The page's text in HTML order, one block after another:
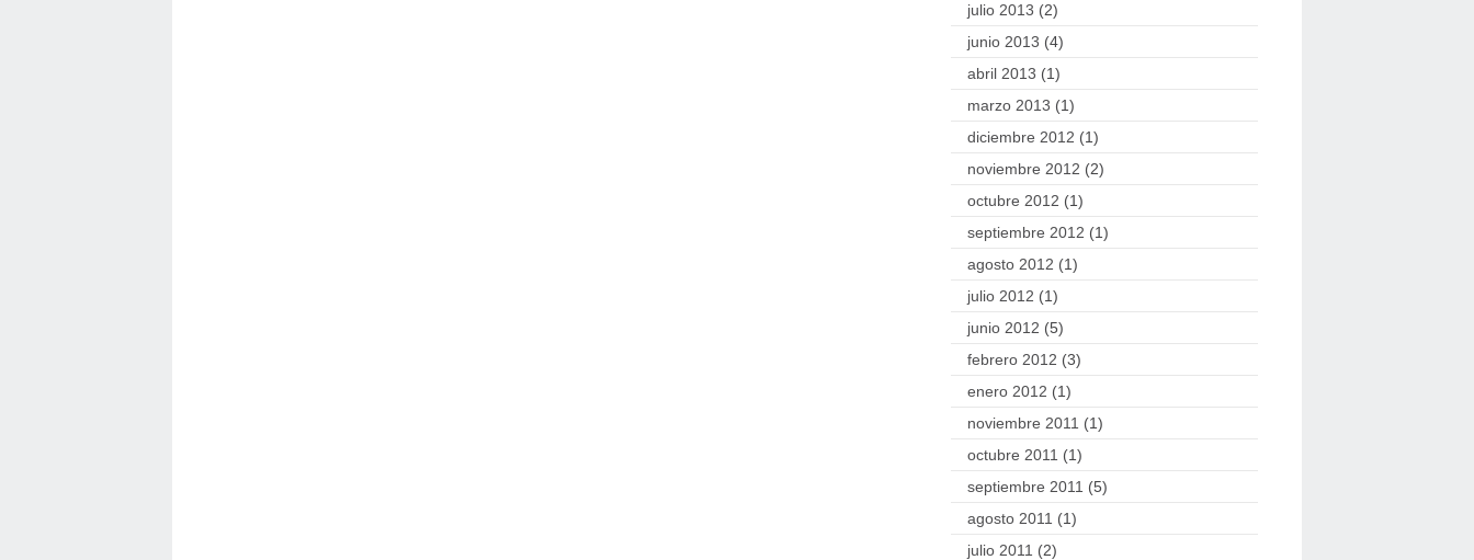
julio 2013 (2)
junio 2013 (4)
abril 2013 (1)
marzo 2013 (1)
diciembre 2012 (1)
noviembre 2012 (2)
octubre 2012 (1)
septiembre 2012 (1)
agosto 2012 (1)
julio 2012 (1)
junio 2012 (5)
febrero 2012 (3)
enero 2012 (1)
noviembre 2011 (1)
octubre 2011 (1)
septiembre 2011 (5)
agosto 2011 (1)
julio 2011 (2)